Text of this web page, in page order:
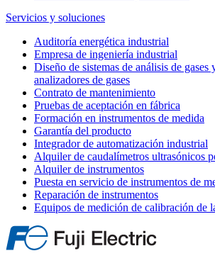
Servicios y soluciones
Auditoría energética industrial
Empresa de ingeniería industrial
Diseño de sistemas de análisis de gases
analizadores de gases
Contrato de mantenimiento
Pruebas de aceptación en fábrica
Formación en instrumentos de medida
Garantía del producto
Integrador de automatización industrial
Alquiler de caudalímetros ultrasónicos
Alquiler de instrumentos
Puesta en servicio de instrumentos de
Reparación de instrumentos
Equipos de medición de calibración de